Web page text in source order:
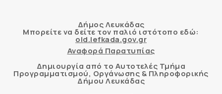
Δήμος Λευκάδας
Μπορείτε να δείτε τον παλιό ιστότοπο εδώ:
old.lefkada.gov.gr
Αναφορά Παρατυπίας
Δημιουργία από το Αυτοτελές Τμήμα
Προγραμματισμού, Οργάνωσης & Πληροφορικής
Δήμου Λευκάδας